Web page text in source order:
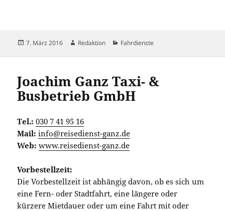
Veröffentlicht
7. März 2016 Autor
Redaktion Kategorien
Fahrdienste
Joachim Ganz Taxi- &
Busbetrieb GmbH
Tel.:030 7 41 95 16
Mail:info@reisedienst-ganz.de
Web:www.reisedienst-ganz.de
Vorbestellzeit:
Die Vorbestellzeit ist abhängig davon, ob es sich um
eine Fern- oder Stadtfahrt, eine längere oder
kürzere Mietdauer oder um eine Fahrt mit oder